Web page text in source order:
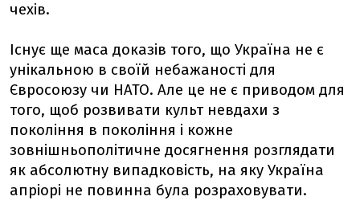
чехів.
Існує ще маса доказів того, що Україна не є
унікальною в своїй небажаності для
Євросоюзу чи НАТО. Але це не є приводом для
того, щоб розвивати культ невдахи з
покоління в покоління і кожне
зовнішньополітичне досягнення розглядати
як абсолютну випадковість, на яку Україна
апріорі не повинна була розраховувати.